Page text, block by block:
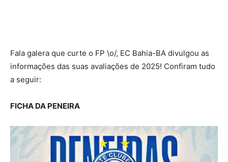
Fala galera que curte o FP \o/, EC Bahia-BA divulgou as
informações das suas avaliações de 2025! Confiram tudo
a seguir:
FICHA DA PENEIRA